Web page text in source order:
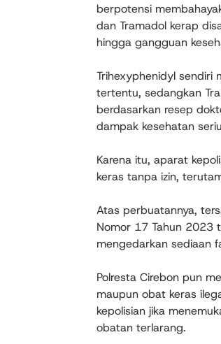
berpotensi
dan Tramadol kerap
hingga gangguan
Trihexyphenidyl sendiri
tertentu, sedangkan
berdasarkan resep
dampak kesehatan
Karena itu, aparat
keras tanpa izin,
Atas perbuatannya,
Nomor 17 Tahun 2023
mengedarkan sediaan
Polresta Cirebon pun
maupun obat keras
kepolisian jika
obatan terlarang.